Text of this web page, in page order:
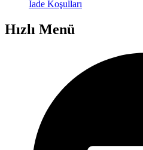
İade Koşulları
Hızlı Menü